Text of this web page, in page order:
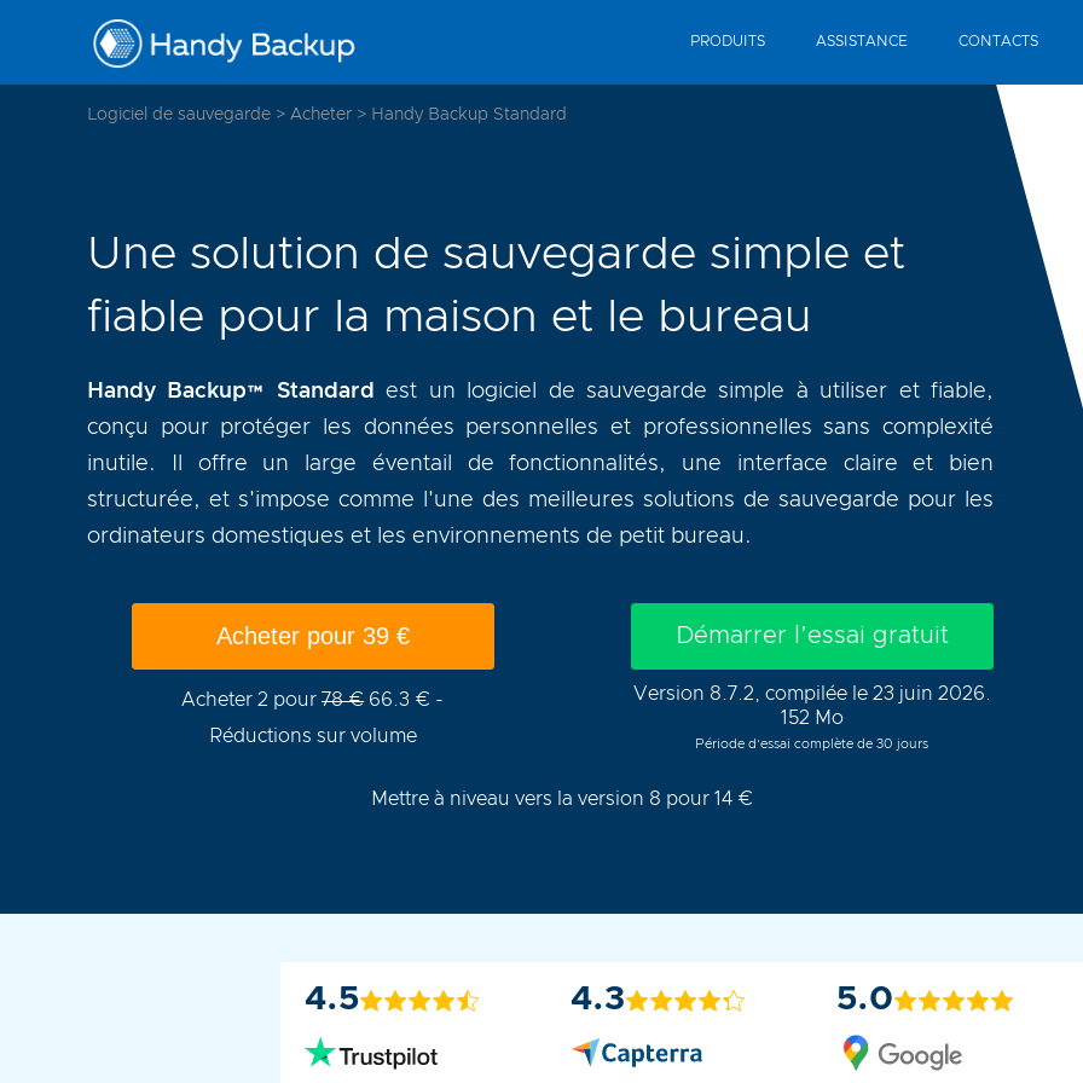
PRODUITS ASSISTANCE CONTACTS
Logiciel de sauvegarde > Acheter > Handy Backup Standard
Une solution de sauvegarde simple et
fiable pour la maison et le bureau
Handy Backup™ Standard
est un logiciel de sauvegarde simple à utiliser et fiable,
conçu pour protéger les données personnelles et professionnelles sans complexité
inutile. Il offre un large éventail de fonctionnalités, une interface claire et bien
structurée, et s'impose comme l'une des meilleures solutions de sauvegarde pour les
ordinateurs domestiques et les environnements de petit bureau.
Acheter pour 39€
Acheter 2 pour78 €66.3 € -
Réductions sur volume
Démarrer l’essai gratuit
Version 8.7.2, compilée le 23 juin 2026.
152 Mo
Période d’essai complète de 30 jours
Mettre à niveau vers la version 8 pour 14 €
4.5 4.3 5.0